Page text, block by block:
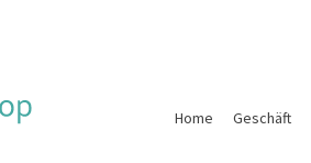
Home Geschäft